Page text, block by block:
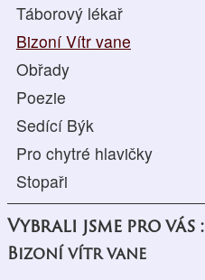
Táborový lékař
Bizoní Vítr vane
Obřady
Poezie
Sedící Býk
Pro chytré hlavičky
Stopaři
Vybrali jsme pro vás :
Bizoní vítr vane